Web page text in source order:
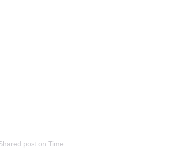
post onTime